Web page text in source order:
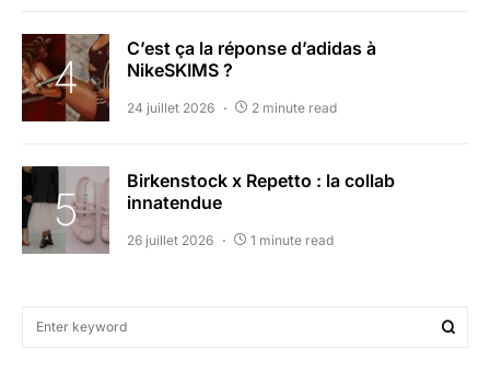
C’est ça la réponse d’adidas à
NikeSKIMS ?
24 juillet 2026 2 minute read
Birkenstock x Repetto : la collab
innatendue
26 juillet 2026 1 minute read